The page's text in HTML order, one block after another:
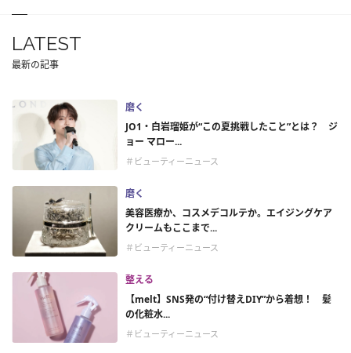
LATEST
最新の記事
磨く
JO1・白岩瑠姫が“この夏挑戦したこと”とは？ ジ
ョー マロー...
＃ビューティーニュース
磨く
美容医療か、コスメデコルテか。エイジングケア
クリームもここまで...
＃ビューティーニュース
整える
【melt】SNS発の“付け替えDIY”から着想！ 髪
の化粧水...
＃ビューティーニュース